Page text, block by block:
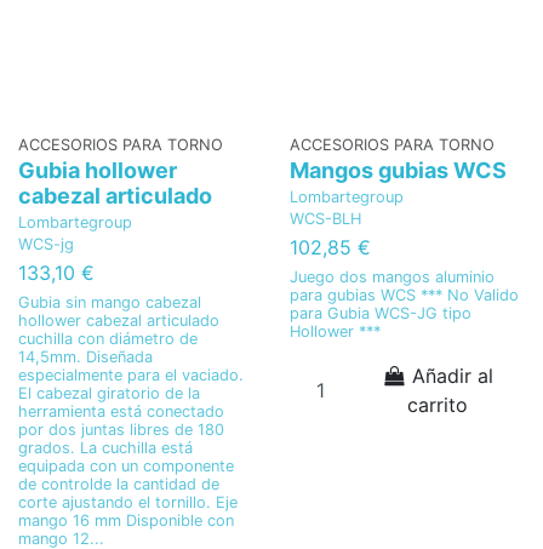
ACCESORIOS PARA TORNO
Gubia hollower
cabezal articulado
Lombartegroup
WCS-jg
133,10 €
Gubia sin mango cabezal
hollower cabezal articulado
cuchilla con diámetro de
14,5mm. Diseñada
especialmente para el vaciado.
El cabezal giratorio de la
herramienta está conectado
por dos juntas libres de 180
grados. La cuchilla está
equipada con un componente
de controlde la cantidad de
corte ajustando el tornillo. Eje
mango 16 mm Disponible con
mango 12...
ACCESORIOS PARA TORNO
Mangos gubias WCS
Lombartegroup
WCS-BLH
102,85 €
Juego dos mangos aluminio
para gubias WCS *** No Valido
para Gubia WCS-JG tipo
Hollower ***
Añadir al
carrito